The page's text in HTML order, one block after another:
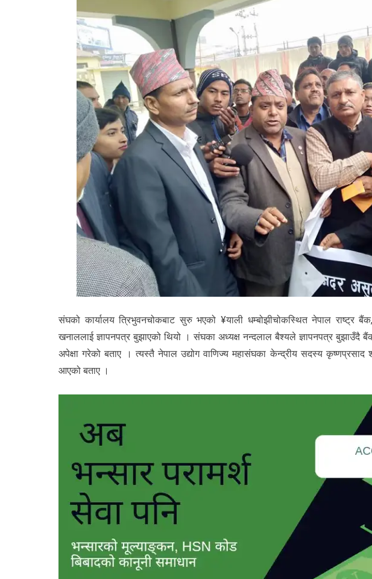
संघको कार्यालय त्रिभुवनचोकबाट सुरु भएको ¥याली धम्बोझीचोकस्थित नेपाल राष्ट्र
खनाललाई ज्ञापनपत्र बुझाएको थियो । संघका अध्यक्ष नन्दलाल बैश्यले ज्ञापनपत्र बुझाउँदै
अपेक्षा गरेको बताए । त्यस्तै नेपाल उद्योग वाणिज्य महासंघका केन्द्रीय सदस्य कृष्णप्रसाद
आएको बताए ।